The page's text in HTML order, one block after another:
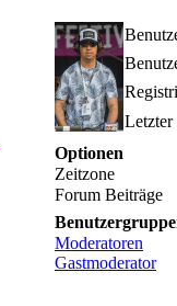
Letzter
Optionen
Zeitzone
Forum Beiträge
Moderatoren
Gastmoderator